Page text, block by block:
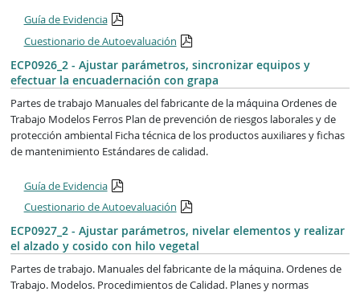
Guía de Evidencia
Cuestionario de Autoevaluación
ECP0926_2 - Ajustar parámetros, sincronizar equipos y
efectuar la encuadernación con grapa
Partes de trabajo Manuales del fabricante de la máquina Ordenes de
Trabajo Modelos Ferros Plan de prevención de riesgos laborales y de
protección ambiental Ficha técnica de los productos auxiliares y fichas
de mantenimiento Estándares de calidad.
Guía de Evidencia
Cuestionario de Autoevaluación
ECP0927_2 - Ajustar parámetros, nivelar elementos y realizar
el alzado y cosido con hilo vegetal
Partes de trabajo. Manuales del fabricante de la máquina. Ordenes de
Trabajo. Modelos. Procedimientos de Calidad. Planes y normas